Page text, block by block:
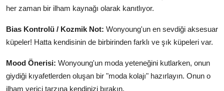
her zaman bir ilham kaynağı olarak kanıtlıyor.
Bias Kontrolü / Kozmik Not: Wonyoung'un en sevdiği aksesuar
küpeler! Hatta kendisinin de birbirinden farklı ve şık küpeleri var.
Mood Önerisi: Wonyoung'un moda yeteneğini kutlarken, onun
giydiği kıyafetlerden oluşan bir "moda kolajı" hazırlayın. Onun o
ilham verici tarzına kendinizi bırakın.